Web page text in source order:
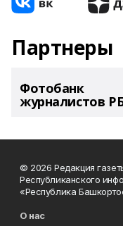
Партнеры
Фотобанк
журналистов
© 2026 Редакция
Республиканского
«Республика
О нас